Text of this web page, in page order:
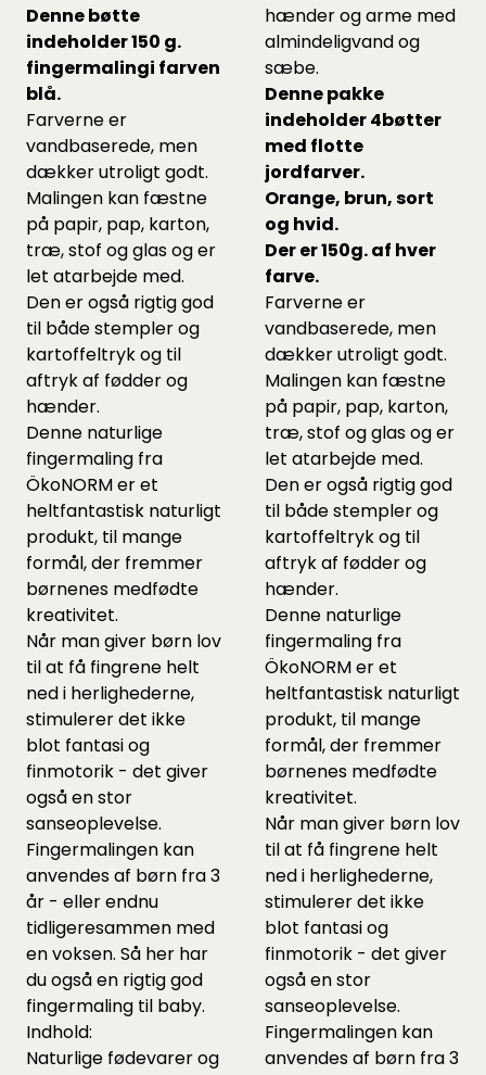
Denne bøtte
indeholder 150 g.
fingermalingi farven
blå.
Farverne er
vandbaserede, men
dækker utroligt godt.
Malingen kan fæstne
på papir, pap, karton,
træ, stof og glas og er
let atarbejde med.
Den er også rigtig god
til både stempler og
kartoffeltryk og til
aftryk af fødder og
hænder.
Denne naturlige
fingermaling fra
ÖkoNORM er et
heltfantastisk naturligt
produkt, til mange
formål, der fremmer
børnenes medfødte
kreativitet.
Når man giver børn lov
til at få fingrene helt
ned i herlighederne,
stimulerer det ikke
blot fantasi og
finmotorik - det giver
også en stor
sanseoplevelse.
Fingermalingen kan
anvendes af børn fra 3
år - eller endnu
tidligeresammen med
en voksen. Så her har
du også en rigtig god
fingermaling til baby.
Indhold:
Naturlige fødevarer og
hænder og arme med
almindeligvand og
sæbe.
Denne pakke
indeholder 4bøtter
med flotte
jordfarver.
Orange, brun, sort
og hvid.
Der er 150g. af hver
farve.
Farverne er
vandbaserede, men
dækker utroligt godt.
Malingen kan fæstne
på papir, pap, karton,
træ, stof og glas og er
let atarbejde med.
Den er også rigtig god
til både stempler og
kartoffeltryk og til
aftryk af fødder og
hænder.
Denne naturlige
fingermaling fra
ÖkoNORM er et
heltfantastisk naturligt
produkt, til mange
formål, der fremmer
børnenes medfødte
kreativitet.
Når man giver børn lov
til at få fingrene helt
ned i herlighederne,
stimulerer det ikke
blot fantasi og
finmotorik - det giver
også en stor
sanseoplevelse.
Fingermalingen kan
anvendes af børn fra 3